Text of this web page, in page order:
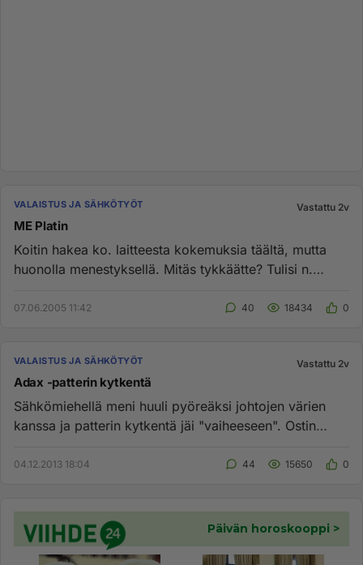
VALAISTUS JA SÄHKÖTYÖT Vastattu 2v
ME Platin
Koitin hakea ko. laitteesta kokemuksia täältä, mutta
huonolla menestyksellä. Mitäs tykkäätte? Tulisi n.
07.06.2005 11:42 40 18434 0
VALAISTUS JA SÄHKÖTYÖT Vastattu 2v
Adax -patterin kytkentä
Sähkömiehellä meni huuli pyöreäksi johtojen värien
kanssa ja patterin kytkentä jäi "vaiheeseen". Ostin
04.12.2013 18:04 44 15650 0